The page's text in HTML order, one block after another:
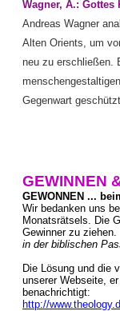
Wagner, A.: Gottes
Andreas Wagner
Alten Orients, um
neu zu erschließen.
Gegenwart
GEWINNEN
GEWONNEN ...
Wir bedanken uns
Monatsrätsels. Die
Gewinner zu
in der biblischen
Die Lösung und die
unserer Webseite,
benachrichtigt:
http://